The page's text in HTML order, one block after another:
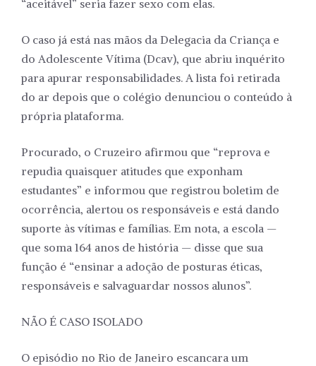
“aceitável” seria fazer sexo com elas.
O caso já está nas mãos da Delegacia da Criança e
do Adolescente Vítima (Dcav), que abriu inquérito
para apurar responsabilidades. A lista foi retirada
do ar depois que o colégio denunciou o conteúdo à
própria plataforma.
Procurado, o Cruzeiro afirmou que “reprova e
repudia quaisquer atitudes que exponham
estudantes” e informou que registrou boletim de
ocorrência, alertou os responsáveis e está dando
suporte às vítimas e famílias. Em nota, a escola —
que soma 164 anos de história — disse que sua
função é “ensinar a adoção de posturas éticas,
responsáveis e salvaguardar nossos alunos”.
NÃO É CASO ISOLADO
O episódio no Rio de Janeiro escancara um